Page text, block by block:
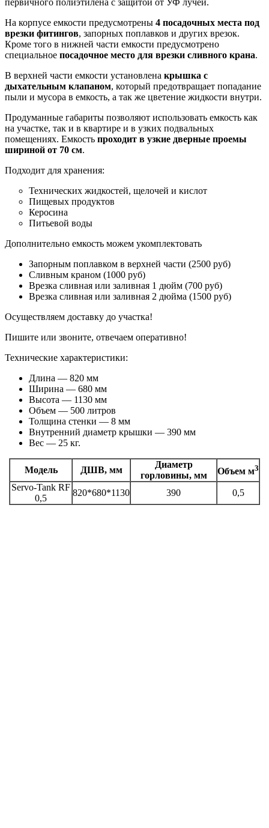
На корпусе емкости предусмотрены 4 посадочных места под
врезки фитингов, запорных поплавков и других врезок.
Кроме того в нижней части емкости предусмотрено
специальное посадочное место для врезки сливного крана.
В верхней части емкости установлена крышка с
дыхательным клапаном, который предотвращает попадание
пыли и мусора в емкость, а так же цветение жидкости внутри.
Продуманные габариты позволяют использовать емкость как
на участке, так и в квартире и в узких подвальных
помещениях. Емкость проходит в узкие дверные проемы
шириной от 70 см.
Подходит для хранения:
Технических жидкостей, щелочей и кислот
Пищевых продуктов
Керосина
Питьевой воды
Дополнительно емкость можем укомплектовать
Запорным поплавком в верхней части (2500 руб)
Сливным краном (1000 руб)
Врезка сливная или заливная 1 дюйм (700 руб)
Врезка сливная или заливная 2 дюйма (1500 руб)
Осуществляем доставку до участка!
Пишите или звоните, отвечаем оперативно!
Технические характеристики:
Длина — 820 мм
Ширина — 680 мм
Высота — 1130 мм
Объем — 500 литров
Толщина стенки — 8 мм
Внутренний диаметр крышки — 390 мм
Вес — 25 кг.
Модель ДШВ, мм
Диаметр
горловины, мм
Объем м3
Servo-Tank RF
0,5
820*680*1130 390 0,5